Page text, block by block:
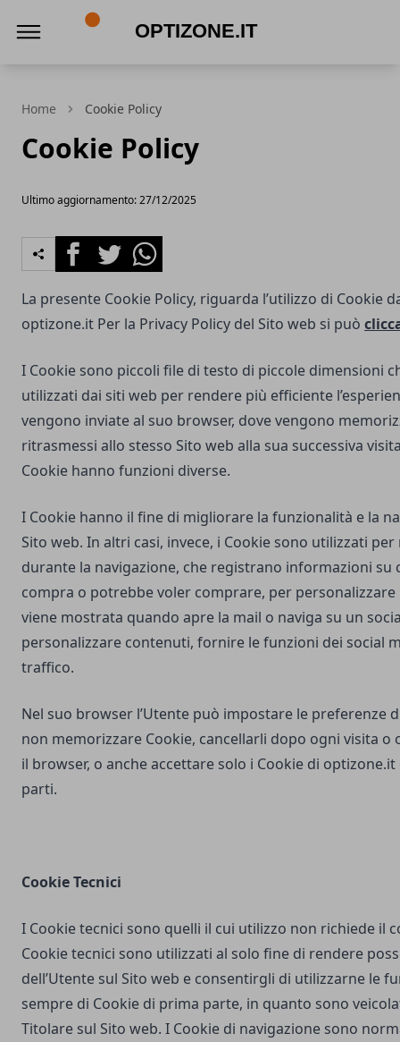
Home Cookie Policy
Cookie Policy
Ultimo aggiornamento: 27/12/2025
FacebookTwitterWhatsapp
La presente Cookie Policy, riguarda l’utilizzo di Cookie
optizone.it Per la Privacy Policy del Sito web si può
I Cookie sono piccoli file di testo di piccole dimensioni
utilizzati dai siti web per rendere più efficiente
vengono inviate al suo browser, dove vengono
ritrasmessi allo stesso Sito web alla sua successiva
Cookie hanno funzioni diverse.
I Cookie hanno il fine di migliorare la funzionalità e la
Sito web. In altri casi, invece, i Cookie sono utilizzati
durante la navigazione, che registrano informazioni su
compra o potrebbe voler comprare, per
viene mostrata quando apre la mail o naviga su un
personalizzare contenuti, fornire le funzioni dei social
traffico.
Nel suo browser l’Utente può impostare le preferenze
non memorizzare Cookie, cancellarli dopo ogni visita o
il browser, o anche accettare solo i Cookie di optizone.it
parti.
Cookie Tecnici
I Cookie tecnici sono quelli il cui utilizzo non richiede il
Cookie tecnici sono utilizzati al solo fine di rendere
dell’Utente sul Sito web e consentirgli di utilizzarne le
sempre di Cookie di prima parte, in quanto sono
Titolare sul Sito web. I Cookie di navigazione sono